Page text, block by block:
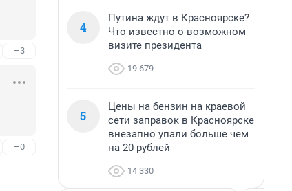
–3
–0
4
Путина ждут в Красноярске?
Что известно о возможном
визите президента
19 679
5
Цены на бензин на краевой
сети заправок в Красноярске
внезапно упали больше чем
на 20 рублей
14 330